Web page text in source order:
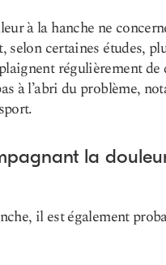
à la hanche ne
selon certaines études,
régulièrement de
à l’abri du problème,
la
il est également